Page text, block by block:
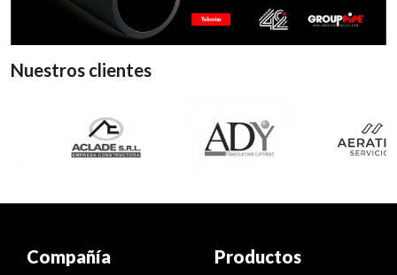
Nuestros clientes
Compañía Productos